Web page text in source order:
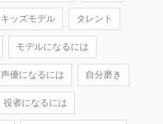
キッズモデル タレント
モデルになるには
声優になるには 自分磨き
役者になるには